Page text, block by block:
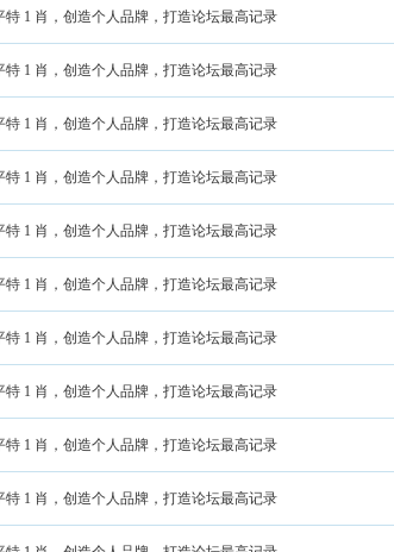
特 1 肖，创造个人品牌，打造论坛最高记录
特 1 肖，创造个人品牌，打造论坛最高记录
特 1 肖，创造个人品牌，打造论坛最高记录
特 1 肖，创造个人品牌，打造论坛最高记录
特 1 肖，创造个人品牌，打造论坛最高记录
特 1 肖，创造个人品牌，打造论坛最高记录
特 1 肖，创造个人品牌，打造论坛最高记录
特 1 肖，创造个人品牌，打造论坛最高记录
特 1 肖，创造个人品牌，打造论坛最高记录
特 1 肖，创造个人品牌，打造论坛最高记录